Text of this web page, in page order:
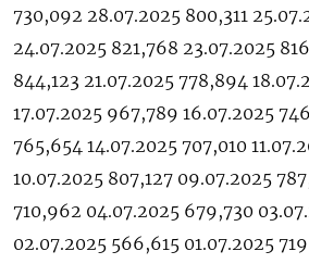
730,092 28.07.2025 800,311
24.07.2025 821,768 23.07.2025
844,123 21.07.2025 778,894
17.07.2025 967,789 16.07.2025
765,654 14.07.2025 707,010
10.07.2025 807,127 09.07.2025
710,962 04.07.2025 679,730
02.07.2025 566,615 01.07.2025